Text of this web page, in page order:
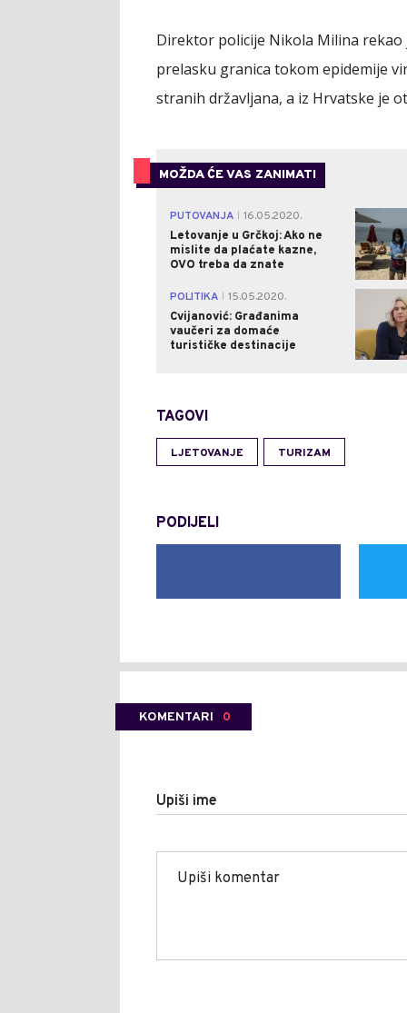
Direktor policije Nikola Milina rekao
prelasku granica tokom epidemije
stranih državljana, a iz Hrvatske je
MOŽDA ĆE VAS ZANIMATI
PUTOVANJA
16.05.2020.
Letovanje u Grčkoj: Ako ne
mislite da plaćate kazne,
OVO treba da znate
POLITIKA
15.05.2020.
Cvijanović: Građanima
vaučeri za domaće
turističke destinacije
TAGOVI
LJETOVANJE TURIZAM
PODIJELI
KOMENTARI 0
Upiši ime